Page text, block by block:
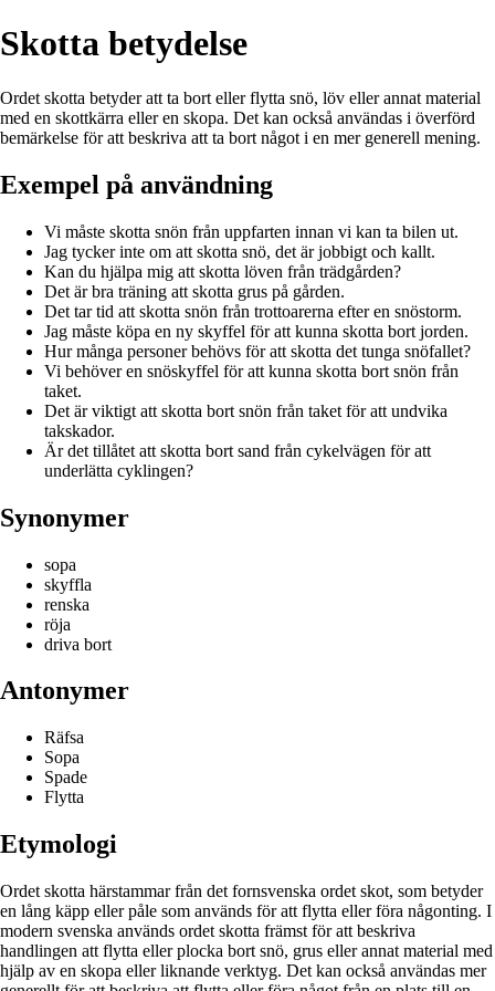
Skotta betydelse
Ordet skotta betyder att ta bort eller flytta snö, löv eller annat material
med en skottkärra eller en skopa. Det kan också användas i överförd
bemärkelse för att beskriva att ta bort något i en mer generell mening.
Exempel på användning
Vi måste skotta snön från uppfarten innan vi kan ta bilen ut.
Jag tycker inte om att skotta snö, det är jobbigt och kallt.
Kan du hjälpa mig att skotta löven från trädgården?
Det är bra träning att skotta grus på gården.
Det tar tid att skotta snön från trottoarerna efter en snöstorm.
Jag måste köpa en ny skyffel för att kunna skotta bort jorden.
Hur många personer behövs för att skotta det tunga snöfallet?
Vi behöver en snöskyffel för att kunna skotta bort snön från
taket.
Det är viktigt att skotta bort snön från taket för att undvika
takskador.
Är det tillåtet att skotta bort sand från cykelvägen för att
underlätta cyklingen?
Synonymer
sopa
skyffla
renska
röja
driva bort
Antonymer
Räfsa
Sopa
Spade
Flytta
Etymologi
Ordet skotta härstammar från det fornsvenska ordet skot, som betyder
en lång käpp eller påle som används för att flytta eller föra någonting. I
modern svenska används ordet skotta främst för att beskriva
handlingen att flytta eller plocka bort snö, grus eller annat material med
hjälp av en skopa eller liknande verktyg. Det kan också användas mer